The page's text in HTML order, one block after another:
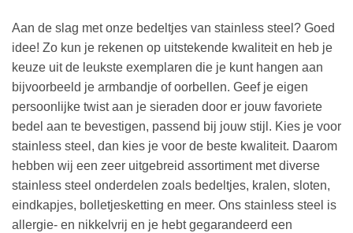
Aan de slag met onze bedeltjes van stainless steel? Goed
idee! Zo kun je rekenen op uitstekende kwaliteit en heb je
keuze uit de leukste exemplaren die je kunt hangen aan
bijvoorbeeld je armbandje of oorbellen. Geef je eigen
persoonlijke twist aan je sieraden door er jouw favoriete
bedel aan te bevestigen, passend bij jouw stijl. Kies je voor
stainless steel, dan kies je voor de beste kwaliteit. Daarom
hebben wij een zeer uitgebreid assortiment met diverse
stainless steel onderdelen zoals bedeltjes, kralen, sloten,
eindkapjes, bolletjesketting en meer. Ons stainless steel is
allergie- en nikkelvrij en je hebt gegarandeerd een